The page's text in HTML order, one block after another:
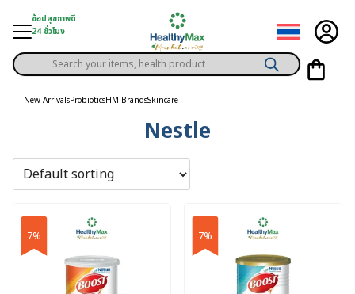
content
ช้อปสุขภาพดี
24 ชั่วโมง
Privilege
Content
Products
search
New ArrivalsProbioticsHM BrandsSkincare
Nestle
7% 7%